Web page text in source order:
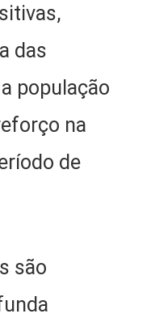
das
população
na
de
são